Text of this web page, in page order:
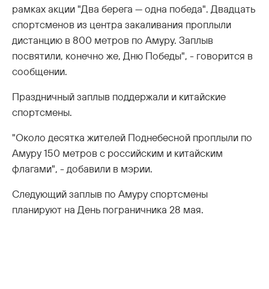
рамках акции "Два берега — одна победа". Двадцать
спортсменов из центра закаливания проплыли
дистанцию в 800 метров по Амуру. Заплыв
посвятили, конечно же, Дню Победы", - говорится в
сообщении.
Праздничный заплыв поддержали и китайские
спортсмены.
"Около десятка жителей Поднебесной проплыли по
Амуру 150 метров с российским и китайским
флагами", - добавили в мэрии.
Следующий заплыв по Амуру спортсмены
планируют на День пограничника 28 мая.